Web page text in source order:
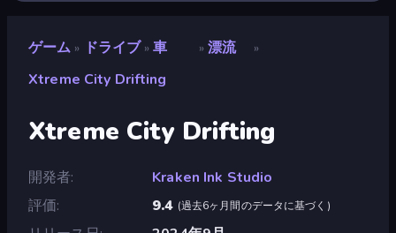
ゲーム » ドライブ » 車 » 漂流 »
Xtreme City Drifting
Xtreme City Drifting
開発者
Kraken Ink Studio
評価
9.4 (過去6ヶ月間のデータに基づく )